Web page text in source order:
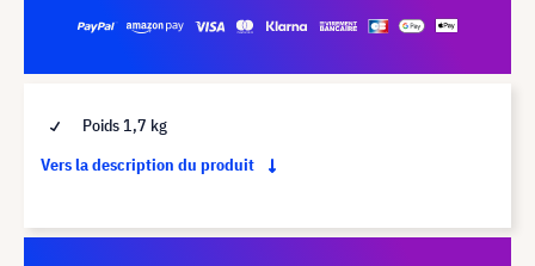
Poids 1,7 kg
Vers la description du produit